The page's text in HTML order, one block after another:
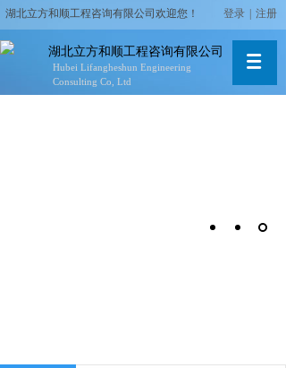
湖北立方和顺工程咨询有限公司 欢迎您！ 登录 注册
湖北立方和顺工程咨询有限公司
Hubei Lifangheshun Engineering
Consulting Co, Ltd